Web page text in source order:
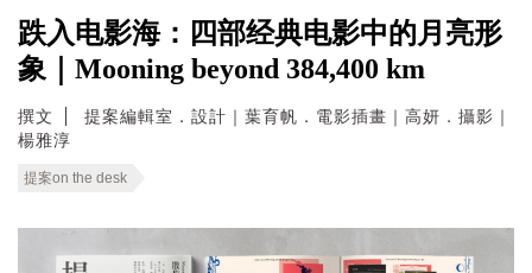
跌入电影海：四部经典电影中的月亮形
象｜Mooning beyond 384,400 km
撰文
提案編輯室．設計｜葉育帆．電影插畫｜高妍．攝影｜
楊雅淳
提案on the desk